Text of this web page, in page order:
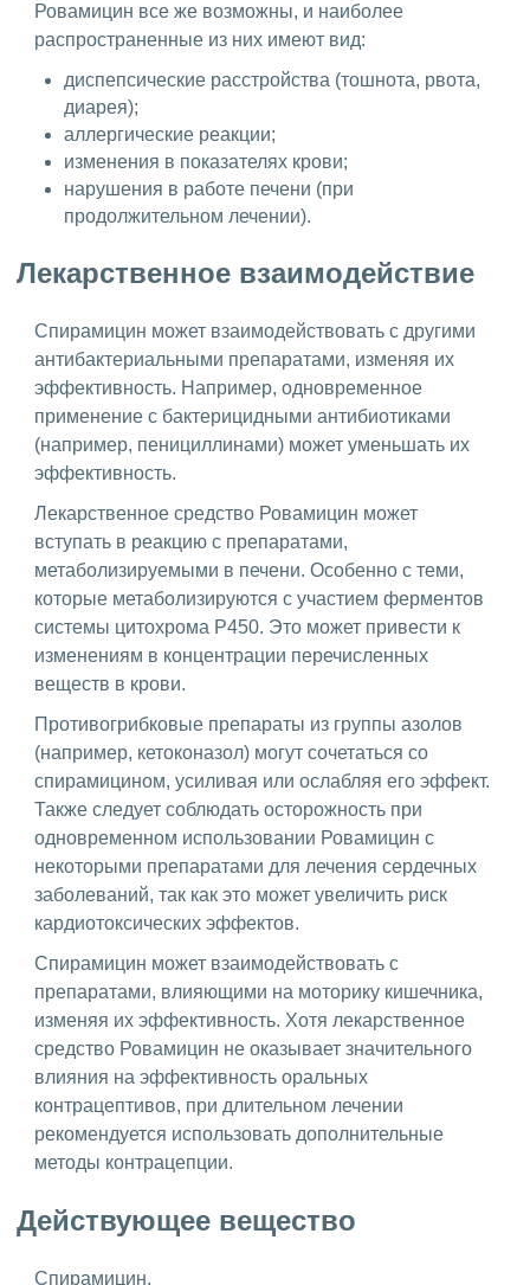
Ровамицин все же возможны, и наиболее
распространенные из них имеют вид:
диспепсические расстройства (тошнота, рвота,
диарея);
аллергические реакции;
изменения в показателях крови;
нарушения в работе печени (при
продолжительном лечении).
Лекарственное взаимодействие
Спирамицин может взаимодействовать с другими
антибактериальными препаратами, изменяя их
эффективность. Например, одновременное
применение с бактерицидными антибиотиками
(например, пенициллинами) может уменьшать их
эффективность.
Лекарственное средство Ровамицин может
вступать в реакцию с препаратами,
метаболизируемыми в печени. Особенно с теми,
которые метаболизируются с участием ферментов
системы цитохрома P450. Это может привести к
изменениям в концентрации перечисленных
веществ в крови.
Противогрибковые препараты из группы азолов
(например, кетоконазол) могут сочетаться со
спирамицином, усиливая или ослабляя его эффект.
Также следует соблюдать осторожность при
одновременном использовании Ровамицин с
некоторыми препаратами для лечения сердечных
заболеваний, так как это может увеличить риск
кардиотоксических эффектов.
Спирамицин может взаимодействовать с
препаратами, влияющими на моторику кишечника,
изменяя их эффективность. Хотя лекарственное
средство Ровамицин не оказывает значительного
влияния на эффективность оральных
контрацептивов, при длительном лечении
рекомендуется использовать дополнительные
методы контрацепции.
Действующее вещество
Спирамицин.